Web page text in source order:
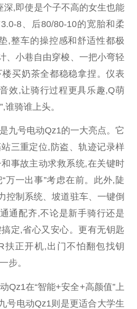
深,即使是个子不高的女生也能
8、后80/80-10的宽胎和柔
,整车的操控感和舒适性都极
、小巷自由穿梭、一把小弯轻
买奶茶全都稳稳拿捏。仪表
音效,让骑行过程更具乐趣,Q萌
谁骑谁上头。
九号电动Qz1的一大亮点。它
三重定位,防盗、轨迹记录样
事故主动求救系统,在关键时
万一出事”考虑在前。此外,陡
控制系统、坡道驻车、一键倒
通配齐,不论是新手骑行还是
定,省心又安心。更有无钥匙
扶正开机,出门不怕翻包找钥
步。
Qz1在“智能+安全+高颜值”上
号电动Qz1则是更适合大学生